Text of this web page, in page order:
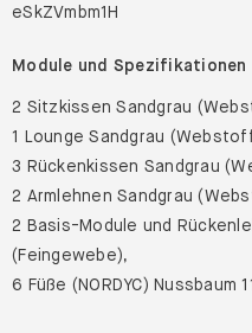
eSkZVmbm1H
Module und Spezifikationen
2 Sitzkissen Sandgrau
1 Lounge Sandgrau
3 Rückenkissen Sandgrau
2 Armlehnen Sandgrau
2 Basis-Module und
(Feingewebe),
6 Füße (NORDYC) Nussbaum